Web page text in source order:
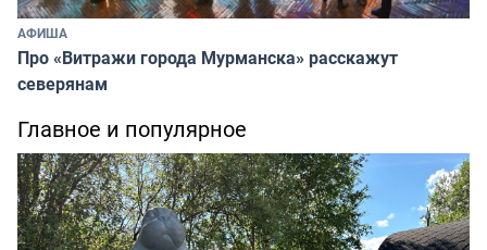
АФИША
Про «Витражи города Мурманска» расскажут
северянам
Главное и популярное